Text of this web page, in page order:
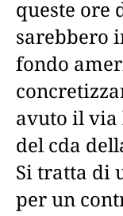
queste ore
sarebbero
fondo
avuto il via
del cda
Si tratta di
per un